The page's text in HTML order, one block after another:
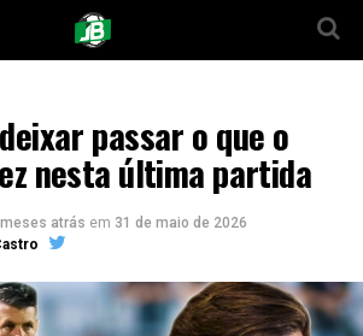
passar o que o
nesta última partida
atrás em 31 de maio de 2026